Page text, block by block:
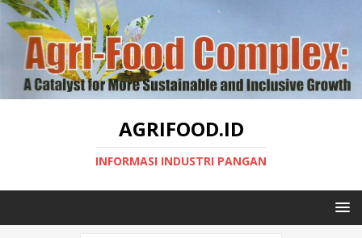
AGRIFOOD.ID
INFORMASI INDUSTRI PANGAN